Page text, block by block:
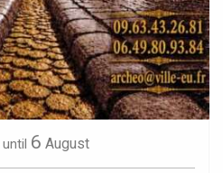
until 6 August